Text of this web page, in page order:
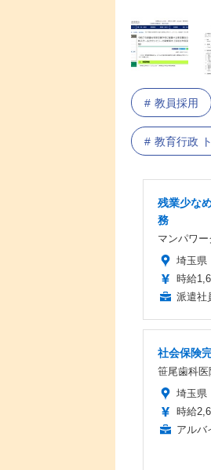
教員採用
教育行政
残業少な
務
マンパワ
埼玉県
時給
派遣社
社会保険
笹尾歯科医
埼玉県
時給
アルバ